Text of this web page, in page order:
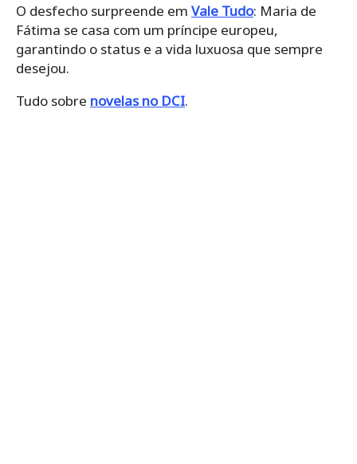
O desfecho surpreende em Vale Tudo: Maria de
Fátima se casa com um príncipe europeu,
garantindo o status e a vida luxuosa que sempre
desejou.
Tudo sobre novelas no DCI.